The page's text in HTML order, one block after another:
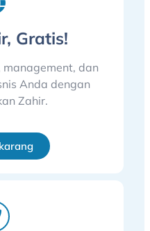
Gratis!
dan
Anda dengan
Zahir.